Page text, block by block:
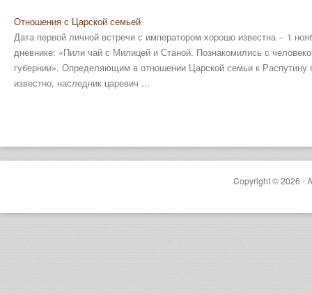
Отношения с Царской семьей
Дата первой личной встречи с императором хорошо известна − 1
дневнике: «Пили чай с Милицей и Станой. Познакомились с
губернии». Определяющим в отношении Царской семьи к Распутину
известно, наследник царевич ...
Copyright © 2026 -